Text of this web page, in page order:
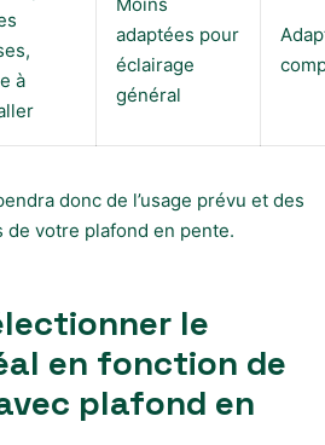
à
adaptées pour
éclairage
général
donc de l’usage prévu et des
votre plafond en pente.
le
en fonction de
plafond en